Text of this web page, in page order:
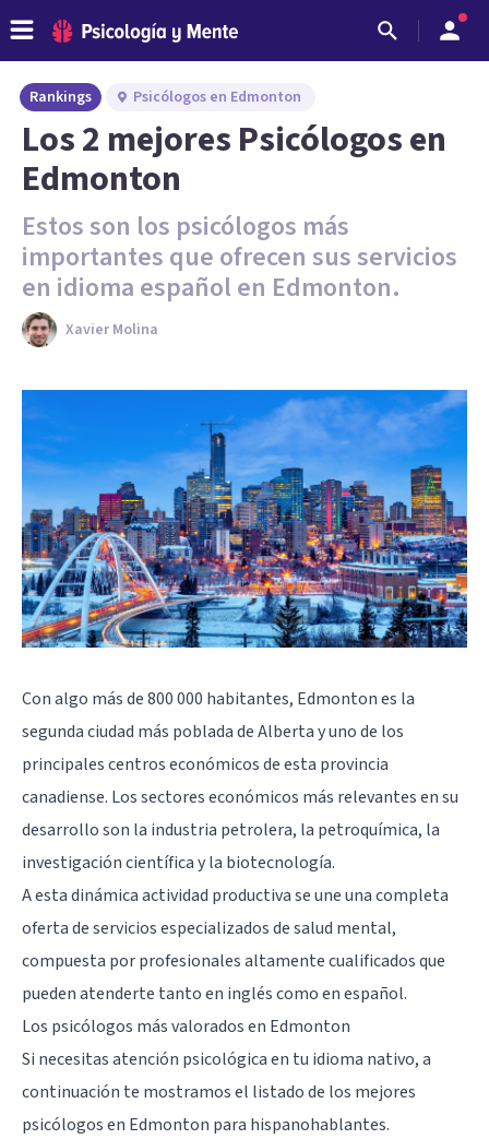
Rankings Psicólogos en Edmonton
Los 2 mejores Psicólogos en
Edmonton
Estos son los psicólogos más
importantes que ofrecen sus servicios
en idioma español en Edmonton.
Xavier Molina
Con algo más de 800 000 habitantes, Edmonton es la
segunda ciudad más poblada de Alberta y uno de los
principales centros económicos de esta provincia
canadiense. Los sectores económicos más relevantes en su
desarrollo son la industria petrolera, la petroquímica, la
investigación científica y la biotecnología.
A esta dinámica actividad productiva se une una completa
oferta de servicios especializados de salud mental,
compuesta por profesionales altamente cualificados que
pueden atenderte tanto en inglés como en español.
Los psicólogos más valorados en Edmonton
Si necesitas atención psicológica en tu idioma nativo, a
continuación te mostramos el listado de los mejores
psicólogos en Edmonton para hispanohablantes.